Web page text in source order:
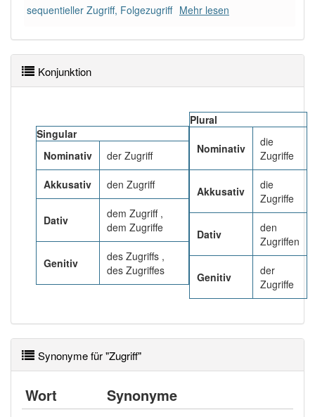
korrekt erraten.
sequentieller Zugriff, Folgezugriff Mehr lesen
Konjunktion
Singular
Nominativ
der Zugriff
Akkusativ den Zugriff
Dativ
dem Zugriff ,
dem Zugriffe
Genitiv
des Zugriffs ,
des Zugriffes
Plural
Nominativ
die
Zugriffe
Akkusativ
die
Zugriffe
Dativ
den
Zugriffen
Genitiv
der
Zugriffe
Synonyme für "Zugriff"
Wort Synonyme